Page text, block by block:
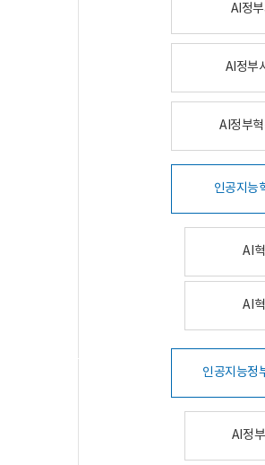
AI정
AI정부
AI정부
인공지능
AI
AI
인공지능정
AI정